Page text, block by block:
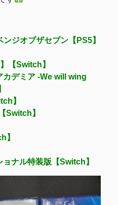
ジオブザセブン【PS5】
【Switch】
カデミア -We will wing
】
Switch】
】
ナル特装版【Switch】